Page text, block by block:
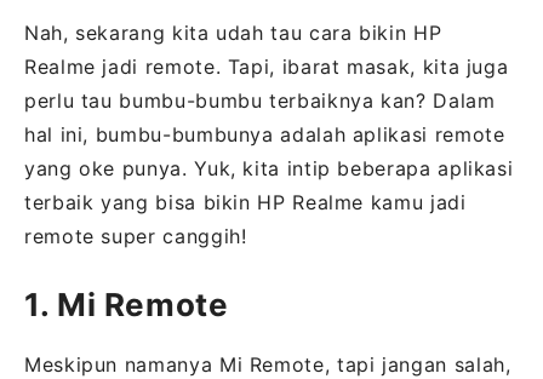
Nah, sekarang kita udah tau cara bikin HP
Realme jadi remote. Tapi, ibarat masak, kita juga
perlu tau bumbu-bumbu terbaiknya kan? Dalam
hal ini, bumbu-bumbunya adalah aplikasi remote
yang oke punya. Yuk, kita intip beberapa aplikasi
terbaik yang bisa bikin HP Realme kamu jadi
remote super canggih!
1. Mi Remote
Meskipun namanya Mi Remote, tapi jangan salah,